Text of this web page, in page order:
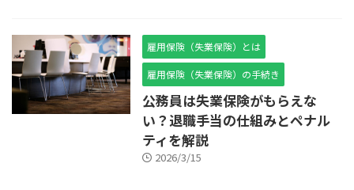
雇用保険（失業保険）とは
雇用保険（失業保険）の手続き
公務員は失業保険がもらえな
い？退職手当の仕組みとペナル
ティを解説
2026/3/15